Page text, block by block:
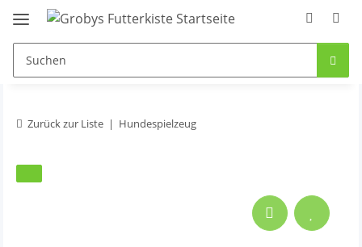
Zurück zur Liste Hundespielzeug